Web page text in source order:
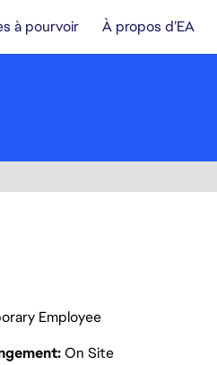
à pourvoir À propos d’EA
Employee
On Site